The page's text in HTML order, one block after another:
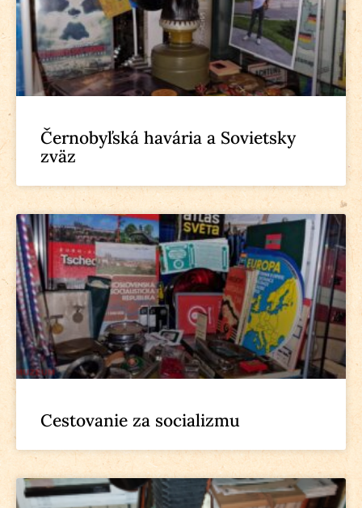
Černobyľská havária a Sovietsky
zväz
Cestovanie za socializmu